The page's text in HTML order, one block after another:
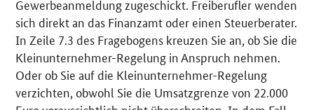
Gewerbeanmeldung zugeschickt. Freiberufler wenden
sich direkt an das Finanzamt oder einen Steuerberater.
In Zeile 7.3 des Fragebogens kreuzen Sie an, ob Sie die
Kleinunternehmer-Regelung in Anspruch nehmen.
Oder ob Sie auf die Kleinunternehmer-Regelung
verzichten, obwohl Sie die Umsatzgrenze von 22.000